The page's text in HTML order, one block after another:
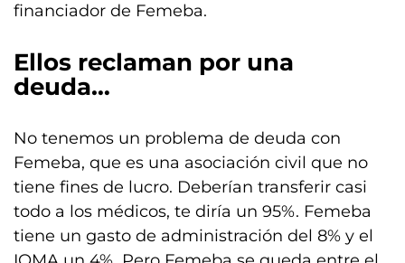
financiador de Femeba.
Ellos reclaman por una
deuda…
No tenemos un problema de deuda con
Femeba, que es una asociación civil que no
tiene fines de lucro. Deberían transferir casi
todo a los médicos, te diría un 95%. Femeba
tiene un gasto de administración del 8% y el